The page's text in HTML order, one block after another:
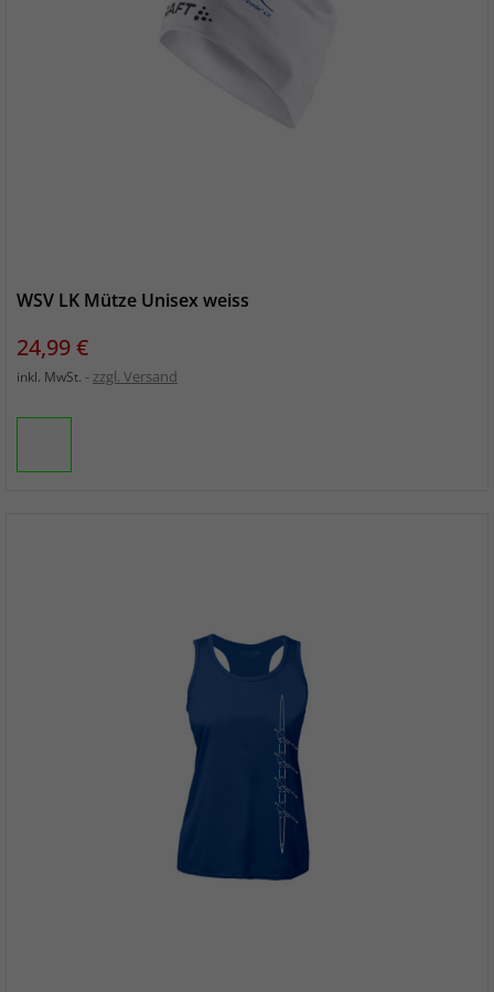
WSV LK Mütze Unisex weiss
Preis
24,99 €
inkl. MwSt. zzgl. Versand